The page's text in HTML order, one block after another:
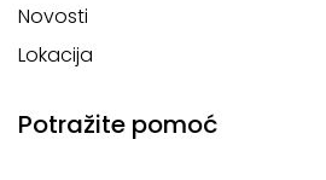
Novosti
Lokacija
Potražite pomoć